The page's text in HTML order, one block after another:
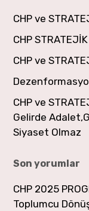
CHP ve
CHP
CHP ve
CHP ve
Gelirde
Siyaset Olmaz
Son yorumlar
CHP 2025
Toplumcu